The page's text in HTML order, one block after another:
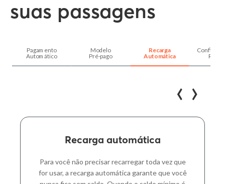
suas passagens
Pagamento
Automático
Modelo
Pré-pago
Recarga
Automática
Recarga automática
Para você não precisar recarregar toda vez que
for usar, a recarga automática garante que você
‹ ›
E-mail*